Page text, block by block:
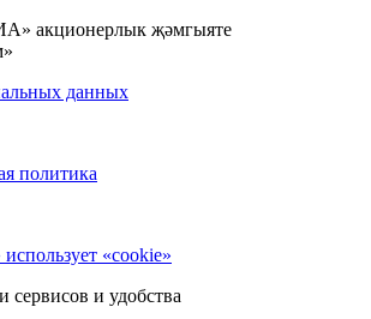
акционерлык җәмгыяте
данных
политика
«cookie»
сервисов и удобства